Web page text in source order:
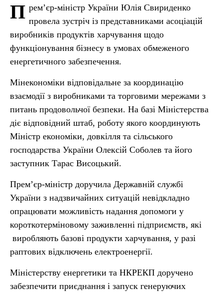
П рем’єр-міністр України Юлія Свириденко
провела зустріч із представниками асоціацій
виробників продуктів харчування щодо
функціонування бізнесу в умовах обмеженого
енергетичного забезпечення.
Мінекономіки відповідальне за координацію
взаємодії з виробниками та торговими мережами з
питань продовольчої безпеки. На базі Міністерства
діє відповідний штаб, роботу якого координують
Міністр економіки, довкілля та сільського
господарства України Олексій Соболев та його
заступник Тарас Висоцький.
Прем’єр-міністр доручила Державній службі
України з надзвичайних ситуацій невідкладно
опрацювати можливість надання допомоги у
короткотерміновому заживленні підприємств, які
виробляють базові продукти харчування, у разі
раптових відключень електроенергії.
Міністерству енергетики та НКРЕКП доручено
забезпечити приєднання і запуск генеруючих